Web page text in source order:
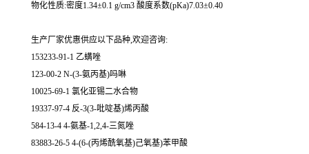
物化性质:密度1.34±0.1 g/cm3 酸度系数(pKa)7.03±0.40
生产厂家优惠供应以下品种,欢迎咨询:
153233-91-1 乙螨唑
123-00-2 N-(3-氨丙基)吗啉
10025-69-1 氯化亚锡二水合物
19337-97-4 反-3(3-吡啶基)烯丙酸
584-13-4 4-氨基-1,2,4-三氮唑
83883-26-5 4-(6-(丙烯酰氧基)己氧基)苯甲酸